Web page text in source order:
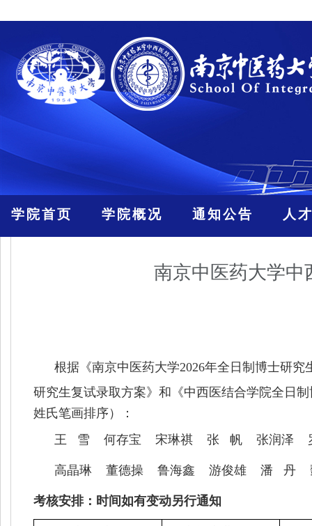
学院首页 学院概况 通知公告 人
南京中医药大学中
根据《南京中医药大学2026年全日制博士研究
研究生复试录取方案》和 《中西医结合学院全日
姓氏笔画排序）：
王 雪 何存宝 宋琳祺 张 帆 张润泽
高晶琳 董德操 鲁海鑫 游俊雄 潘 丹
考核安排：时间如有变动另行通知